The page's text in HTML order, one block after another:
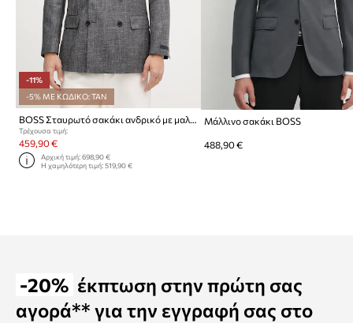
-11%
-5% ΜΕ ΚΩΔΙΚΟ: TAN
Τρέχουσα τιμή:
459,90 €
Αρχική τιμή:698,90 €
Η χαμηλότερη τιμή:519,90 €
Μάλλινο σακάκι BOSS
488,90 €
-20% έκπτωση στην πρώτη σας
αγορά** για την εγγραφή σας στο